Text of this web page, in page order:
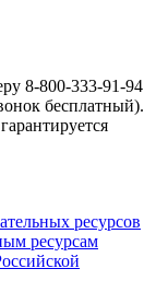
8-800-333-91-94
бесплатный).
ресурсов
ресурсам